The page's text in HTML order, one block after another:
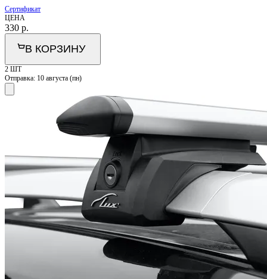
Сертификат
ЦЕНА
330 р.
В КОРЗИНУ
2 ШТ
Отправка: 10 августа (пн)